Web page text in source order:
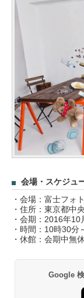
会場・スケジュ
・会場：富士フォ
・住所：東京都中
・会期：2016年10
・時間：10時30分
・休館：会期中無
Google